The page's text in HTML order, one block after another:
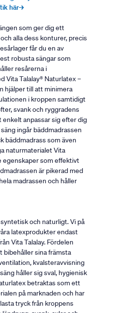
här→
som ger dig ett
alla dess konturer, precis
får du en av
robusta sängar som
resårerna i
Vita Talalay® Naturlatex –
hjälper till att minimera
i kroppen samtidigt
svank och ryggradens
anpassar sig efter dig
ingår bäddmadrassen
bäddmadrass som även
naturmaterialet Vita
egenskaper som effektivt
är pikerad med
madrassen och håller
och naturligt. Vi på
latexprodukter endast
Vita Talalay. Fördelen
bibehåller sina främsta
kvalsteravvisning
håller sig sval, hygienisk
betraktas som ett
på marknaden och har
tryck från kroppens